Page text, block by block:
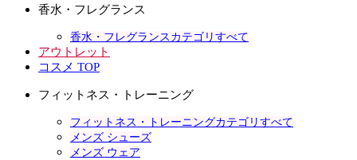
香水・フレグランス
香水・フレグランスカテゴリすべて
アウトレット
コスメ TOP
フィットネス・トレーニング
フィットネス・トレーニングカテゴリすべて
メンズ シューズ
メンズ ウェア